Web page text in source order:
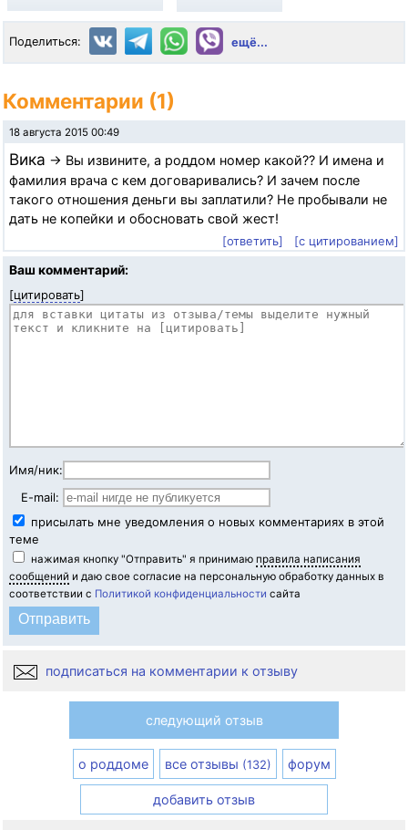
Поделиться: ещё...
Комментарии (1)
18 августа 2015 00:49
Вика → Вы извините, а роддом номер какой?? И имена и
фамилия врача с кем договаривались? И зачем после
такого отношения деньги вы заплатили? Не пробывали не
дать не копейки и обосновать свой жест!
[ответить]
[с цитированием]
Ваш комментарий:
[цитировать]
Имя/ник:
E-mail:
присылать мне уведомления о новых комментариях в этой
теме
нажимая кнопку "Отправить" я принимаю правила написания
сообщений и даю свое согласие на персональную обработку данных в
соответствии с Политикой конфиденциальности сайта
подписаться на комментарии к отзыву
следующий отзыв
о роддоме все отзывы (132) форум
добавить отзыв